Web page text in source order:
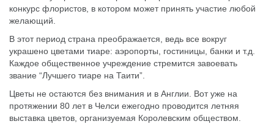
конкурс флористов, в котором может принять участие любой
желающий.
В этот период страна преображается, ведь все вокруг
украшено цветами тиаре: аэропорты, гостиницы, банки и т.д.
Каждое общественное учреждение стремится завоевать
звание “Лучшего тиаре на Таити”.
Цветы не остаются без внимания и в Англии. Вот уже на
протяжении 80 лет в Челси ежегодно проводится летняя
выставка цветов, организуемая Королевским обществом.